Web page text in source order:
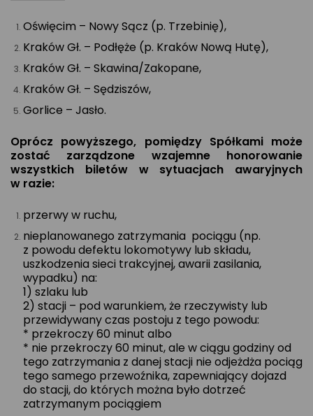
Oświęcim – Nowy Sącz (p. Trzebinię),
Kraków Gł. – Podłęże (p. Kraków Nową Hutę),
Kraków Gł. – Skawina/Zakopane,
Kraków Gł. – Sędziszów,
Gorlice – Jasło.
Oprócz powyższego, pomiędzy Spółkami może
zostać zarządzone wzajemne honorowanie
wszystkich biletów w sytuacjach awaryjnych
w razie:
przerwy w ruchu,
nieplanowanego zatrzymania pociągu (np.
z powodu defektu lokomotywy lub składu,
uszkodzenia sieci trakcyjnej, awarii zasilania,
wypadku) na:
1) szlaku lub
2) stacji – pod warunkiem, że rzeczywisty lub
przewidywany czas postoju z tego powodu:
* przekroczy 60 minut albo
* nie przekroczy 60 minut, ale w ciągu godziny od
tego zatrzymania z danej stacji nie odjeżdża pociąg
tego samego przewoźnika, zapewniający dojazd
do stacji, do których można było dotrzeć
zatrzymanym pociągiem